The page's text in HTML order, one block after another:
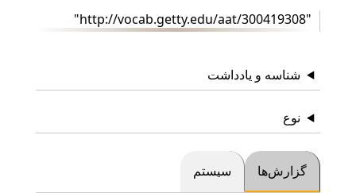
"http://vocab.getty.edu/aat/300419308"
شناسه و یادداشت
نوع
گزارش‌ها سیستم